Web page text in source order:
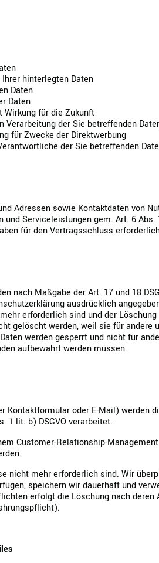
hinterlegten Daten
Daten
Daten
Wirkung für die Zukunft
Verarbeitung der Sie betreffenden
für Zwecke der Direktwerbung
der Sie betreffenden
Adressen sowie Kontaktdaten von
Serviceleistungen gem. Art. 6
für den Vertragsschluss
nach Maßgabe der Art. 17 und 18
ausdrücklich
erforderlich sind und der
gelöscht werden, weil sie für
werden gesperrt und nicht für
aufbewahrt werden müssen.
Kontaktformular oder E-Mail) werden
1 lit. b) DSGVO verarbeitet.
Customer-Relationship-
nicht mehr erforderlich sind. Wir
speichern wir dauerhaft und
erfolgt die Löschung nach